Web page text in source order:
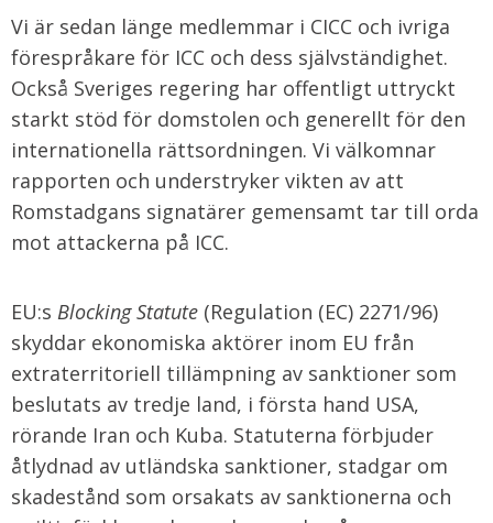
Vi är sedan länge medlemmar i CICC och ivriga
förespråkare för ICC och dess självständighet.
Också Sveriges regering har offentligt uttryckt
starkt stöd för domstolen och generellt för den
internationella rättsordningen. Vi välkomnar
rapporten och understryker vikten av att
Romstadgans signatärer gemensamt tar till orda
mot attackerna på ICC.
EU:s Blocking Statute (Regulation (EC) 2271/96)
skyddar ekonomiska aktörer inom EU från
extraterritoriell tillämpning av sanktioner som
beslutats av tredje land, i första hand USA,
rörande Iran och Kuba. Statuterna förbjuder
åtlydnad av utländska sanktioner, stadgar om
skadestånd som orsakats av sanktionerna och